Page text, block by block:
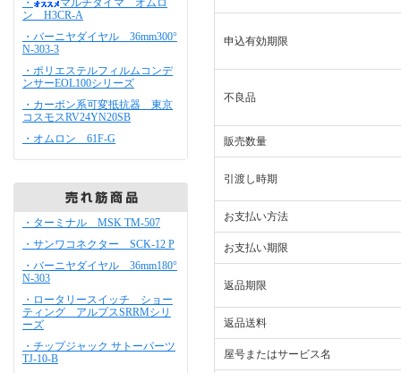
・
マルチタイマ オムロ
ン H3CR-A
・バーニヤダイヤル 36mm300°
N-303-3
・ポリエステルフィルムコンデ
ンサーEOL100シリーズ
・カーボン系可変抵抗器 東京
コスモスRV24YN20SB
・オムロン 61F-G
・ターミナル MSK TM-507
・サンワコネクター SCK-12 P
・バーニヤダイヤル 36mm180°
N-303
・ロータリースイッチ ショー
ティング アルプスSRRMシリ
ーズ
・チップジャック サトーパーツ
TJ-10-B
申込有効期限
不良品
販売数量
引渡し時期
お支払い方法
お支払い期限
返品期限
返品送料
屋号またはサービス名